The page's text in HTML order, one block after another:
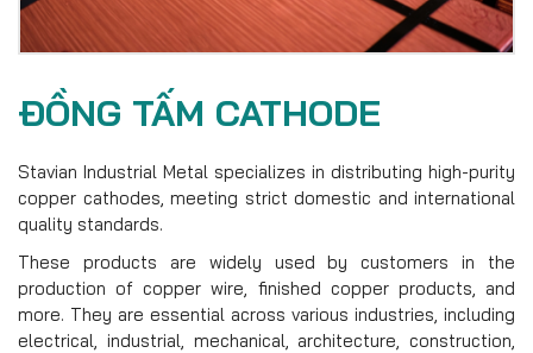
ĐỒNG TẤM CATHODE
Stavian Industrial Metal specializes in distributing high-purity
copper cathodes, meeting strict domestic and international
quality standards.
These products are widely used by customers in the
production of copper wire, finished copper products, and
more. They are essential across various industries, including
electrical, industrial, mechanical, architecture, construction,